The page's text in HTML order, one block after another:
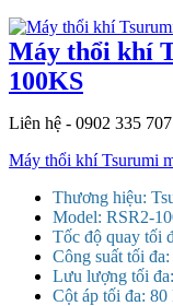
Máy thổi khí
100KS
Liên hệ - 0902 335
Máy thổi khí Tsurumi
Thương hiệu:
Model: RSR2-
Tốc độ quay tối
Công suất tối
Lưu lượng tối
Cột áp tối đa: 80